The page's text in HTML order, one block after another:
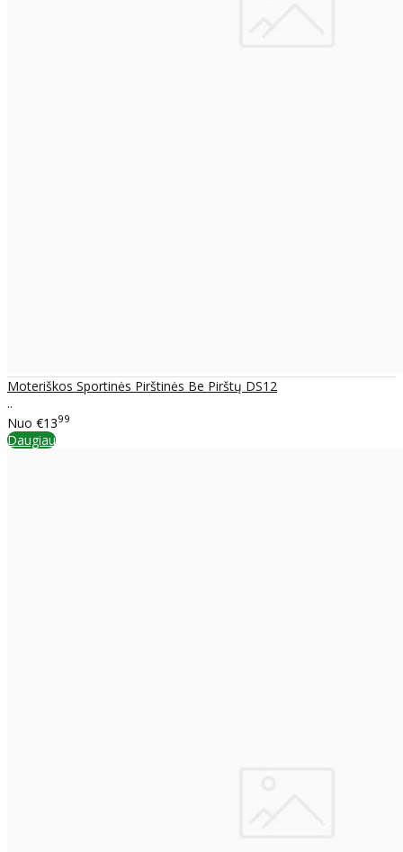
Moteriškos Sportinės Pirštinės Be Pirštų DS12
..
Nuo €1399
Daugiau